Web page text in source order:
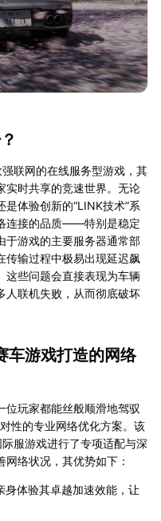
联网的在线服务型游戏，其
实时共享的竞速世界。无论
体验创新的“LINK技术”系
连接的品质——特别是稳定
游戏的主要服务器通常部
传输过程中极易出现延迟飙
这些问题会直接表现为车辆
人联机失败，从而彻底破坏
车游戏打造的网络
位玩家都能丝般顺滑地驾驭
性的专业网络优化方案。该
服游戏进行了专项适配与深
络状况，其优势如下：
身体验其卓越加速效能，让